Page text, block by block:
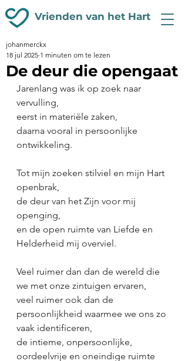
Vrienden van het Hart
De deur die opengaat
johanmerckx
18 jul 2025 1 minuten om te lezen
Jarenlang was ik op zoek naar
vervulling,
eerst in materiële zaken,
daarna vooral in persoonlijke
ontwikkeling.
Tot mijn zoeken stilviel en mijn Hart
openbrak,
de deur van het Zijn voor mij
openging,
en de open ruimte van Liefde en
Helderheid mij overviel.
Veel ruimer dan dan de wereld die
we met onze zintuigen ervaren,
veel ruimer ook dan de
persoonlijkheid waarmee we ons zo
vaak identificeren,
de intieme, onpersoonlijke,
oordeelvrije en oneindige ruimte